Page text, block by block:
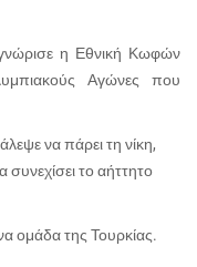
η Εθνική Κωφών
Αγώνες που
να πάρει τη νίκη,
συνεχίσει το αήττητο
ομάδα της Τουρκίας.